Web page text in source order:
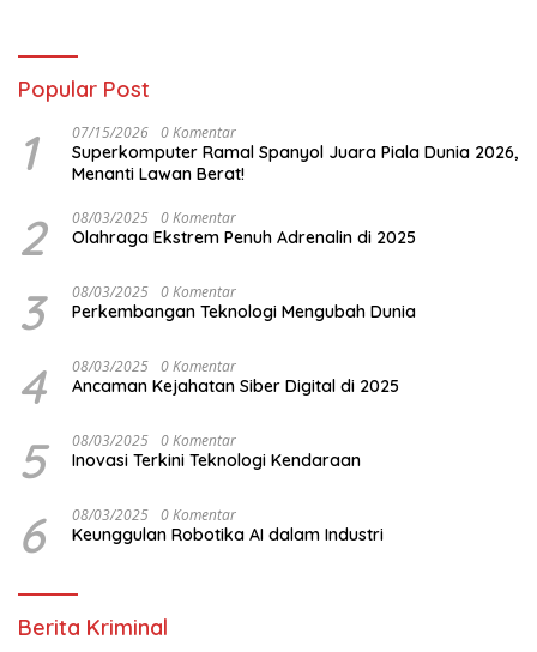
Popular Post
1 07/15/2026 0 Komentar
Superkomputer Ramal Spanyol Juara Piala Dunia 2026,
Menanti Lawan Berat!
2 08/03/2025 0 Komentar
Olahraga Ekstrem Penuh Adrenalin di 2025
3 08/03/2025 0 Komentar
Perkembangan Teknologi Mengubah Dunia
4 08/03/2025 0 Komentar
Ancaman Kejahatan Siber Digital di 2025
5 08/03/2025 0 Komentar
Inovasi Terkini Teknologi Kendaraan
6 08/03/2025 0 Komentar
Keunggulan Robotika AI dalam Industri
Berita Kriminal